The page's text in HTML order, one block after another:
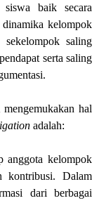
siswa baik secara
kelompok
sekelompok saling
serta saling
hal
adalah:
anggota kelompok
kontribusi. Dalam
dari berbagai